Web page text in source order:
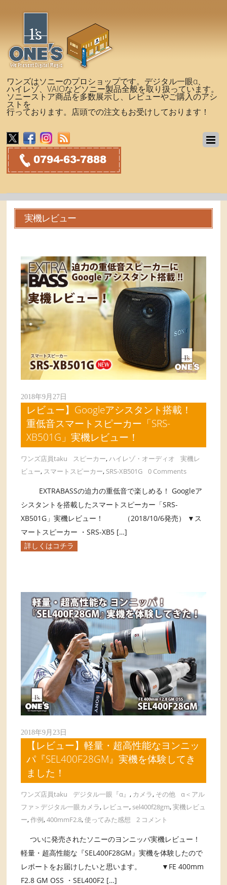
ワンズはソニーのプロショップです。デジタル一眼α、
ハイレゾ、VAIOなどソニー製品全般を取り扱っています。
ソニーストア商品を多数展示し、レビューやご購入のアシ
ストを
行っております。店頭での注文もお受けしております！
実機レビュー
2018年9月27日
レビュー】Googleアシスタント搭載！
重低音スマートスピーカー「SRS-
XB501G」実機レビュー！
ワンズ店員taku スピーカー,ハイレゾ・オーディオ
実機レ
ビュー, スマートスピーカー, SRS-XB501G 0 Comments
EXTRABASSの迫力の重低音で楽しめる！ Googleア
シスタントを搭載したスマートスピーカー「SRS-
XB501G」実機レビュー！ （2018/10/6発売） ▼ス
マートスピーカー ・SRS-XB5 […]
詳しくはコチラ
2018年9月23日
【レビュー】軽量・超高性能なヨンニッ
パ『SEL400F28GM』実機を体験してき
ました！
ワンズ店員taku デジタル一眼『α』, カメラ, その他
α＜アル
ファ＞デジタル一眼カメラ, レビュー,sel400f28gm,実機レビュ
ー,作例,400mmF2.8,使ってみた感想 2 コメント
ついに発売されたソニーのヨンニッパ実機レビュー！
軽量・超高性能な『SEL400F28GM』実機を体験したので
レポートをお届けしたいと思います。 ▼FE 400mm
F2.8 GM OSS ・SEL400F2 […]